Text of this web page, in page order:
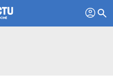
profil search